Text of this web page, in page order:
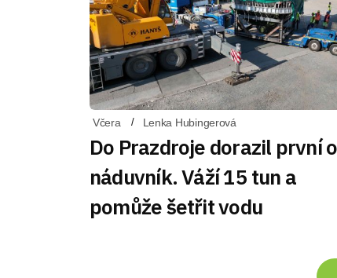
Včera Lenka Hubingerová
Do Prazdroje dorazil první
náduvník. Váží 15 tun a
pomůže šetřit vodu